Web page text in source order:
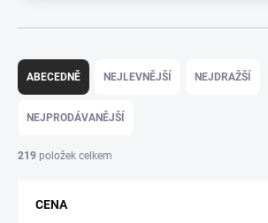
Ř
z
í
ABECEDNĚ NEJLEVNĚJŠÍ NEJDRAŽŠÍ
NEJPRODÁVANĚJŠÍ
219 položek celkem
CENA